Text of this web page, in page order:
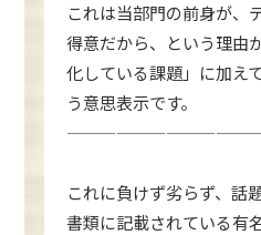
これは当部門の前身が、
得意だから、という理由
化している課題」に加え
う意思表示です。
これに負けず劣らず、話
書類に記載されている有